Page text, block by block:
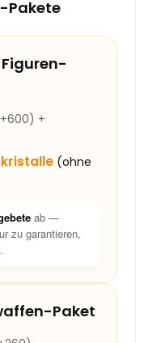
Pakete
+
(ohne
ab —
zu garantieren,
Paket